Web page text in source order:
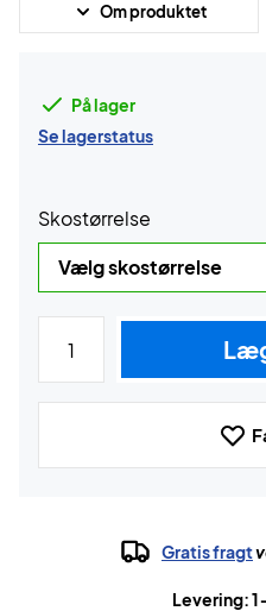
Om produktet
På lager
Se lagerstatus
Skostørrelse
Gratis fragt
Levering: